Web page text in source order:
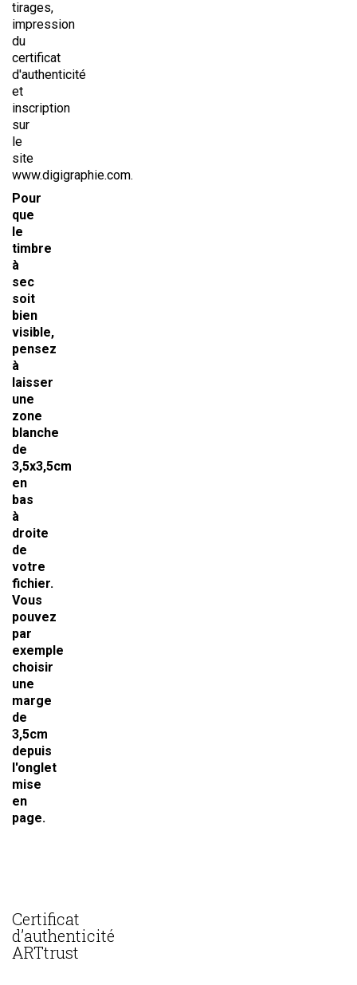
tirages,
impression
du
certificat
d'authenticité
et
inscription
sur
le
site
www.digigraphie.com.
Pour
que
le
timbre
à
sec
soit
bien
visible,
pensez
à
laisser
une
zone
blanche
de
3,5x3,5cm
en
bas
à
droite
de
votre
fichier.
Vous
pouvez
par
exemple
choisir
une
marge
de
3,5cm
depuis
l'onglet
mise
en
page.
Certificat
d’authenticité
ARTtrust